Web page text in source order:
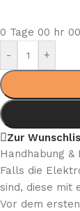
0 Tage 00 hr 00
-
+
Zur
Handhabung
Falls die
sind, diese mit
Vor dem